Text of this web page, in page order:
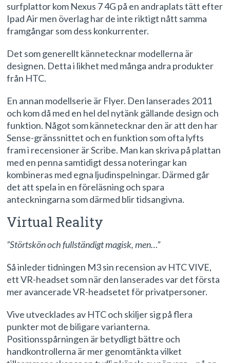
surfplattor kom Nexus 7 4G på en andraplats tätt efter
Ipad Air men överlag har de inte riktigt nått samma
framgångar som dess konkurrenter.
Det som generellt kännetecknar modellerna är
designen. Detta i likhet med många andra produkter
från HTC.
En annan modellserie är Flyer. Den lanserades 2011
och kom då med en hel del nytänk gällande design och
funktion. Något som kännetecknar den är att den har
Sense-gränssnittet och en funktion som ofta lyfts
fram i recensioner är Scribe. Man kan skriva på plattan
med en penna samtidigt dessa noteringar kan
kombineras med egna ljudinspelningar. Därmed går
det att spela in en föreläsning och spara
anteckningarna som därmed blir tidsangivna.
Virtual Reality
”Störtskön och fullständigt magisk, men…”
Så inleder tidningen M3 sin recension av HTC VIVE,
ett VR-headset som när den lanserades var det första
mer avancerade VR-headsetet för privatpersoner.
Vive utvecklades av HTC och skiljer sig på flera
punkter mot de biligare varianterna.
Positionsspårningen är betydligt bättre och
handkontrollerna är mer genomtänkta vilket